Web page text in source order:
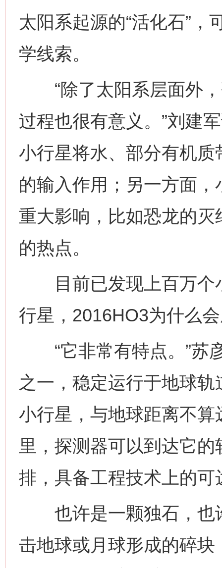
太阳系起源的“活化石”
学线索。
“除了太阳系层面外，
过程也很有意义。”刘建
小行星将水、部分有机
的输入作用；另一方面
重大影响，比如恐龙的
的热点。
目前已发现上百万个
行星，2016HO3为什么
“它非常有特点。”苏
之一，稳定运行于地球
小行星，与地球距离不
里，探测器可以到达它
排，具备工程技术上的可
也许是一颗独石，也
击地球或月球形成的碎